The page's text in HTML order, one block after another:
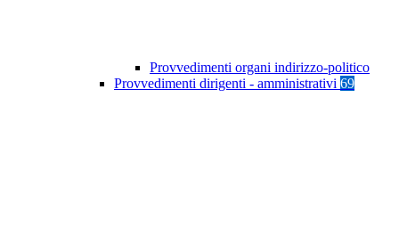
Provvedimenti organi indirizzo-politico
Provvedimenti dirigenti - amministrativi 69